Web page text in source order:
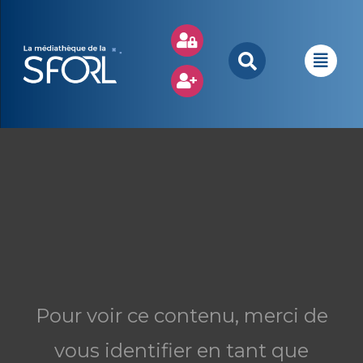
Pour voir ce contenu, merci de
vous identifier en tant que